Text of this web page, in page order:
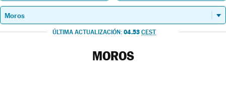
ÚLTIMA ACTUALIZACIÓN: 04.53 CEST
MOROS